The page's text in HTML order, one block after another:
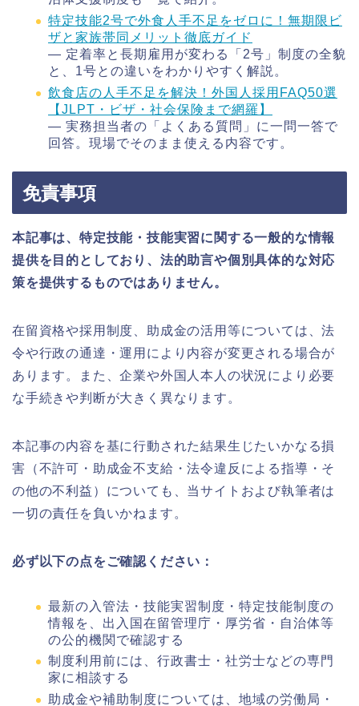
特定技能2号で外食人手不足をゼロに！無期限ビ
ザと家族帯同メリット徹底ガイド
― 定着率と長期雇用が変わる「2号」制度の全貌
と、1号との違いをわかりやすく解説。
飲食店の人手不足を解決！外国人採用FAQ50選
【JLPT・ビザ・社会保険まで網羅】
― 実務担当者の「よくある質問」に一問一答で
回答。現場でそのまま使える内容です。
免責事項
本記事は、特定技能・技能実習に関する一般的な情報
提供を目的としており、法的助言や個別具体的な対応
策を提供するものではありません。
在留資格や採用制度、助成金の活用等については、法
令や行政の通達・運用により内容が変更される場合が
あります。また、企業や外国人本人の状況により必要
な手続きや判断が大きく異なります。
本記事の内容を基に行動された結果生じたいかなる損
害（不許可・助成金不支給・法令違反による指導・そ
の他の不利益）についても、当サイトおよび執筆者は
一切の責任を負いかねます。
必ず以下の点をご確認ください：
最新の入管法・技能実習制度・特定技能制度の
情報を、出入国在留管理庁・厚労省・自治体等
の公的機関で確認する
制度利用前には、行政書士・社労士などの専門
家に相談する
助成金や補助制度については、地域の労働局・